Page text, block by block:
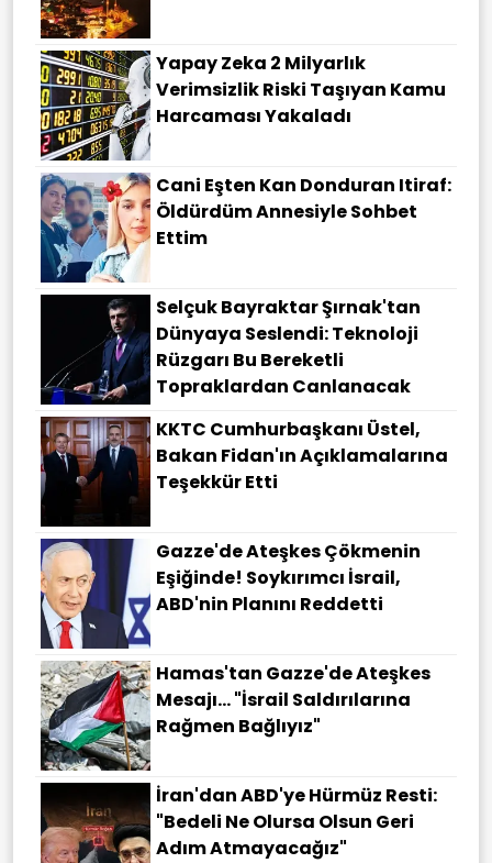
Yapay Zeka 2 Milyarlık
Verimsizlik Riski Taşıyan Kamu
Harcaması Yakaladı
Cani Eşten Kan Donduran Itiraf:
Öldürdüm Annesiyle Sohbet
Ettim
Selçuk Bayraktar Şırnak'tan
Dünyaya Seslendi: Teknoloji
Rüzgarı Bu Bereketli
Topraklardan Canlanacak
KKTC Cumhurbaşkanı Üstel,
Bakan Fidan'ın Açıklamalarına
Teşekkür Etti
Gazze'de Ateşkes Çökmenin
Eşiğinde! Soykırımcı İsrail,
ABD'nin Planını Reddetti
Hamas'tan Gazze'de Ateşkes
Mesajı... "İsrail Saldırılarına
Rağmen Bağlıyız"
İran'dan ABD'ye Hürmüz Resti:
"Bedeli Ne Olursa Olsun Geri
Adım Atmayacağız"